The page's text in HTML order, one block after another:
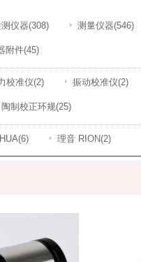
仪器(308) 测量仪器(546)
附件(45)
校准仪(2) 振动校准仪(2)
陶制校正环规(25)
(6) 理音 RION(2)